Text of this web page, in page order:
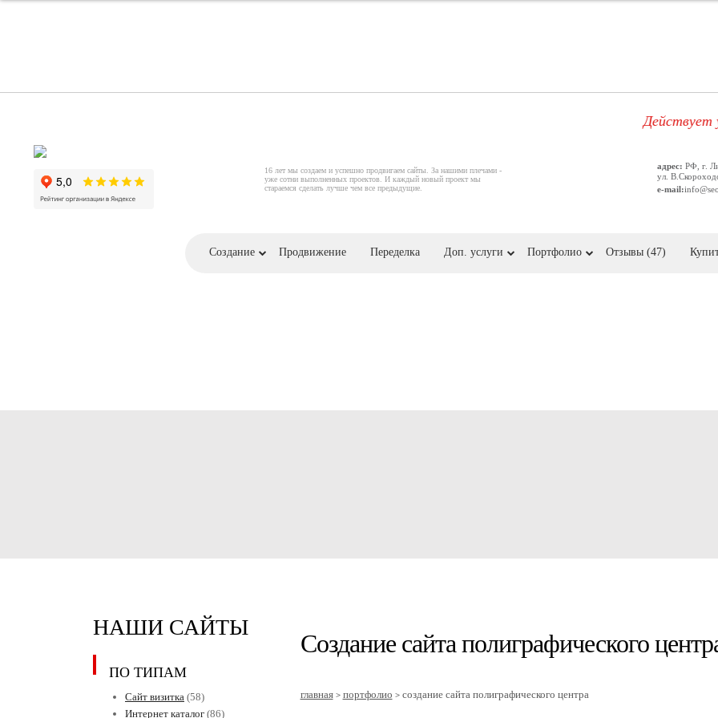
Действует
16 лет мы создаем и успешно продвигаем сайты. За нашими плечами -
уже сотни выполненных проектов. И каждый новый проект мы
стараемся сделать лучше чем все предыдущие.
адрес: РФ, г.
ул.
e-mail:
Создание Продвижение Переделка Доп. услуги Портфолио Отзывы (47)
НАШИ САЙТЫ
ПО ТИПАМ
Сайт визитка (58)
Интернет каталог (86)
Создание сайта полиграфического
главная > портфолио > создание сайта полиграфического центра